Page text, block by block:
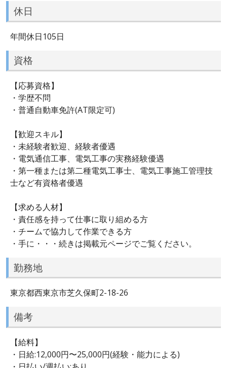
休日
年間休日105日
資格
【応募資格】
・学歴不問
・普通自動車免許(AT限定可)
【歓迎スキル】
・未経験者歓迎、経験者優遇
・電気通信工事、電気工事の実務経験優遇
・第一種または第二種電気工事士、電気工事施工管理技
士など有資格者優遇
【求める人材】
・責任感を持って仕事に取り組める方
・チームで協力して作業できる方
・手に・・・続きは掲載元ページでご覧ください。
勤務地
東京都西東京市芝久保町2-18-26
備考
【給料】
・日給:12,000円〜25,000円(経験・能力による)